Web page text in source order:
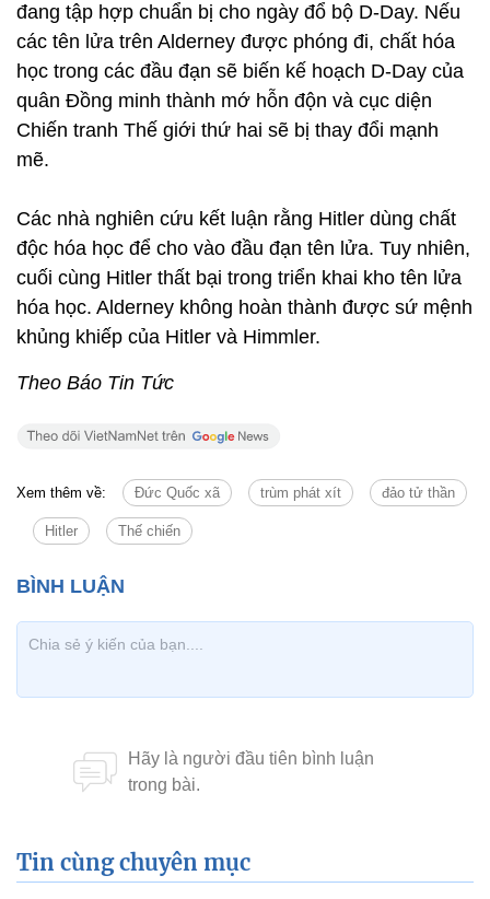
đang tập hợp chuẩn bị cho ngày đổ bộ D-Day. Nếu
các tên lửa trên Alderney được phóng đi, chất hóa
học trong các đầu đạn sẽ biến kế hoạch D-Day của
quân Đồng minh thành mớ hỗn độn và cục diện
Chiến tranh Thế giới thứ hai sẽ bị thay đổi mạnh
mẽ.
Các nhà nghiên cứu kết luận rằng Hitler dùng chất
độc hóa học để cho vào đầu đạn tên lửa. Tuy nhiên,
cuối cùng Hitler thất bại trong triển khai kho tên lửa
hóa học. Alderney không hoàn thành được sứ mệnh
khủng khiếp của Hitler và Himmler.
Theo Báo Tin Tức
Xem thêm về: Đức Quốc xã trùm phát xít đảo tử thần
Hitler Thế chiến
Tin cùng chuyên mục